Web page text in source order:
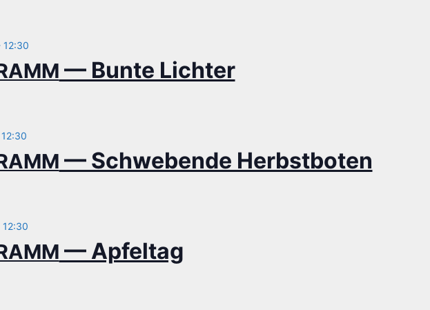
— Bun­te Lichter
12:30
— Schwe­ben­de Herbstboten
12:30
— Apfeltag
12:30